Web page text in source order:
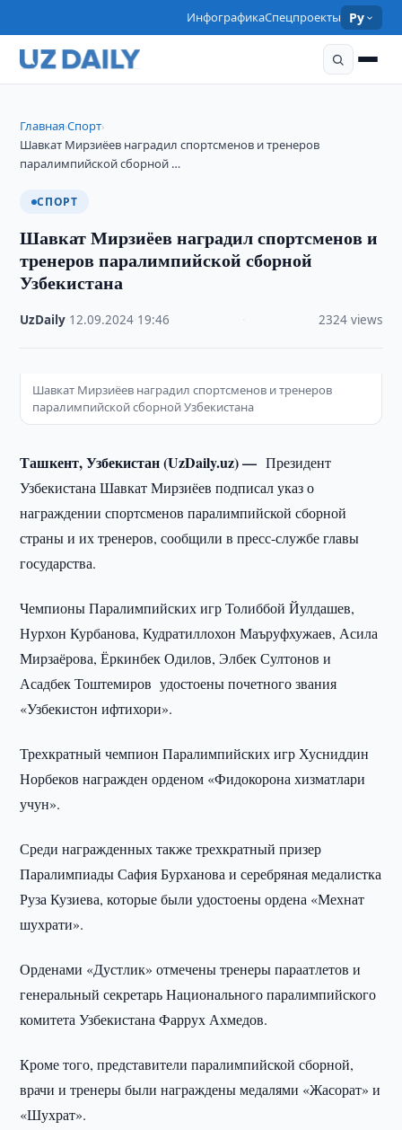
ИнфографикаСпецпроекты Ру
Главная›Спорт›
Шавкат Мирзиёев наградил спортсменов и тренеров
паралимпийской сборной …
СПОРТ
Шавкат Мирзиёев наградил спортсменов и
тренеров паралимпийской сборной
Узбекистана
UzDaily 12.09.2024 19:46 2324 views
Шавкат Мирзиёев наградил спортсменов и тренеров
паралимпийской сборной Узбекистана
Ташкент, Узбекистан (UzDaily.uz) — Президент
Узбекистана Шавкат Мирзиёев подписал указ о
награждении спортсменов паралимпийской сборной
страны и их тренеров, сообщили в пресс-службе главы
государства.
Чемпионы Паралимпийских игр Толиббой Йулдашев,
Нурхон Курбанова, Кудратиллохон Маъруфхужаев, Асила
Мирзаёрова, Ёркинбек Одилов, Элбек Султонов и
Асадбек Тоштемиров удостоены почетного звания
«Узбекистон ифтихори».
Трехкратный чемпион Паралимпийских игр Хусниддин
Норбеков награжден орденом «Фидокорона хизматлари
учун».
Среди награжденных также трехкратный призер
Паралимпиады Сафия Бурханова и серебряная медалистка
Руза Кузиева, которые были удостоены ордена «Мехнат
шухрати».
Орденами «Дустлик» отмечены тренеры параатлетов и
генеральный секретарь Национального паралимпийского
комитета Узбекистана Фаррух Ахмедов.
Кроме того, представители паралимпийской сборной,
врачи и тренеры были награждены медалями «Жасорат» и
«Шухрат».